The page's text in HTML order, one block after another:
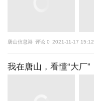
唐山信息港 评论 0 2021-11-17 15:12
我在唐山，看懂“大厂”